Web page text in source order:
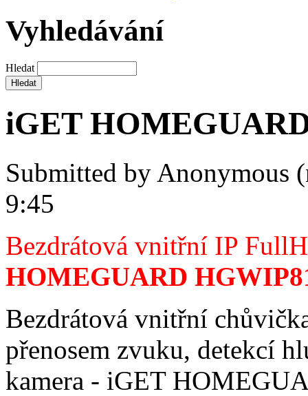
Vyhledávání
Hledat
iGET
Submitted by Anonymous
9:45
Bezdrátová vnitřní IP
HOMEGUARD
Bezdrátová vnitřní
přenosem zvuku, detekcí
kamera - iGET